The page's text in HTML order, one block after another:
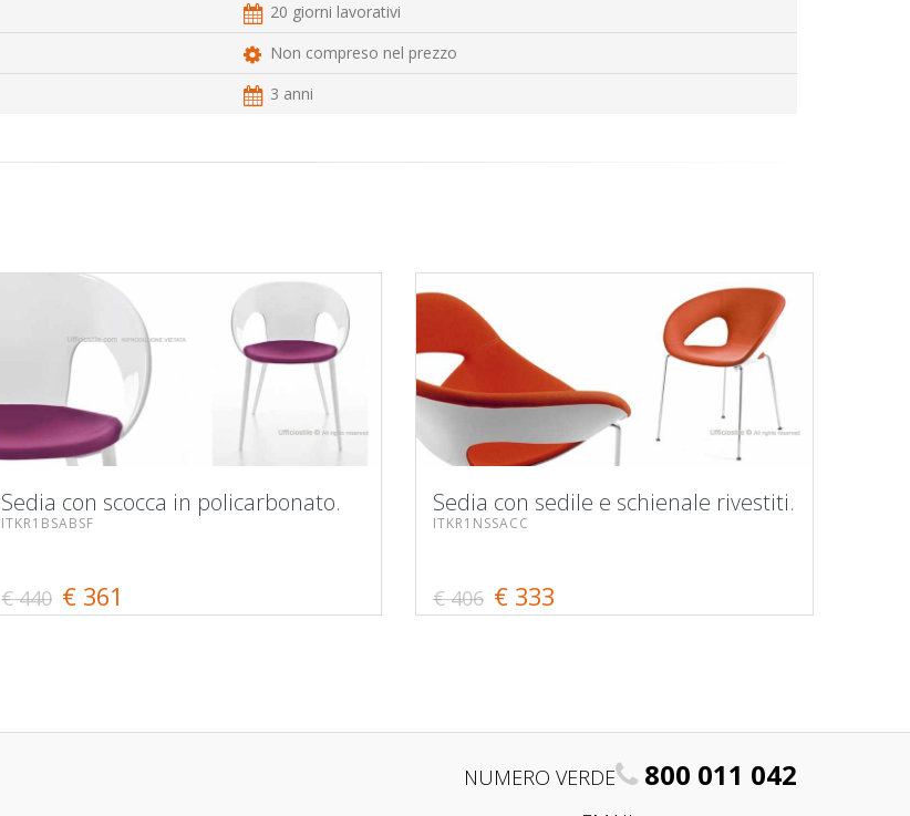
20 giorni lavorativi
Non compreso nel prezzo
3 anni
Sedia con scocca in policarbonato.
ITKR1BSABSF
€ 440 € 361
Sedia con sedile e schienale rivestiti.
ITKR1NSSACC
€ 406 € 333
NUMERO VERDE 800 011 042